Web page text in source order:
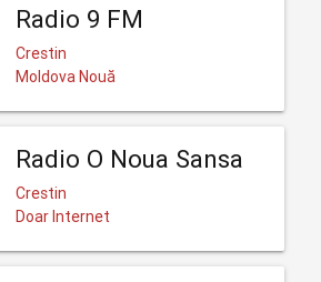
Radio 9 FM
Crestin
Moldova Nouă
Radio O Noua Sansa
Crestin
Doar Internet